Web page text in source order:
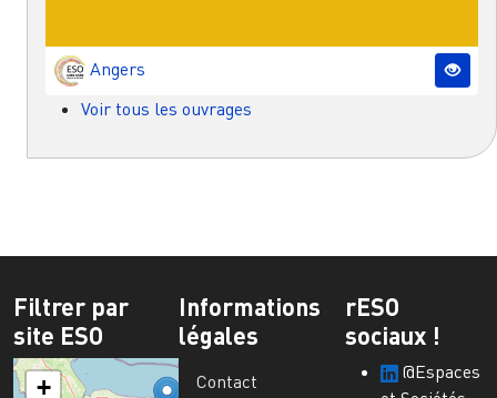
Angers
Voir tous les ouvrages
Filtrer par
site ESO
+
Informations
légales
Contact
rESO
sociaux !
@Espaces